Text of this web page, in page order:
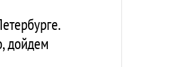
дойдем